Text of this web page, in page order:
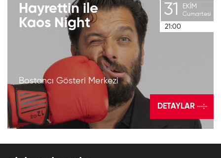
Hayrettinile
Kaos Night
Bostancı Gösteri Merkezi
31 EKIM
Cumartesi
21:00
DETAYLAR